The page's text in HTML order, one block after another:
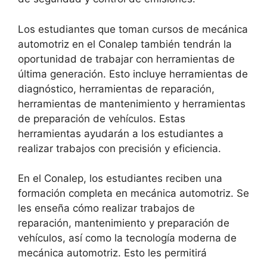
Los estudiantes que toman cursos de mecánica
automotriz en el Conalep también tendrán la
oportunidad de trabajar con herramientas de
última generación. Esto incluye herramientas de
diagnóstico, herramientas de reparación,
herramientas de mantenimiento y herramientas
de preparación de vehículos. Estas
herramientas ayudarán a los estudiantes a
realizar trabajos con precisión y eficiencia.
En el Conalep, los estudiantes reciben una
formación completa en mecánica automotriz. Se
les enseña cómo realizar trabajos de
reparación, mantenimiento y preparación de
vehículos, así como la tecnología moderna de
mecánica automotriz. Esto les permitirá